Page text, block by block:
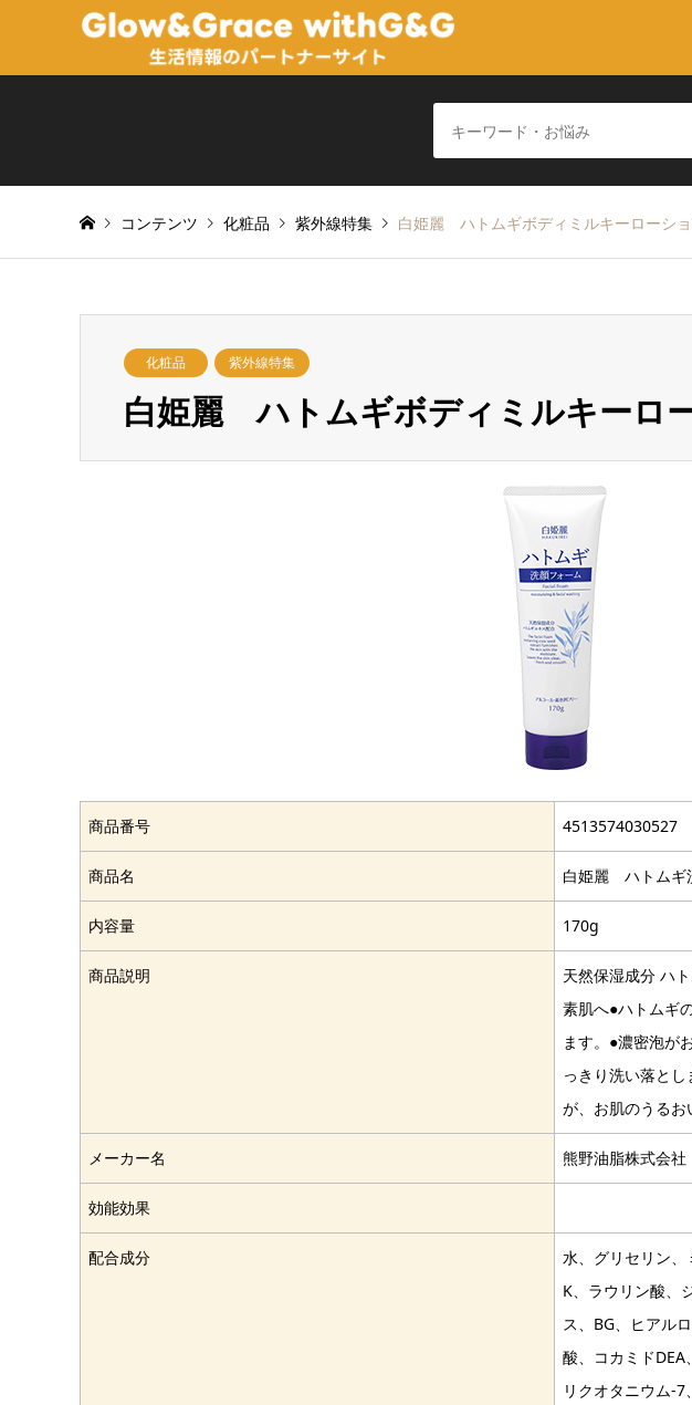
コンテンツ 化粧品 紫外線特集 白姫麗 ハトムギボディミルキーローシ
化粧品 紫外線特集
白姫麗 ハトムギボディミルキーロ
商品番号 4513574030527
商品名 白姫麗 ハトムギ
内容量 170g
商品説明
天然保湿成分 ハ
素肌へ●ハトムギ
ます。●濃密泡が
っきり洗い落と
が、お肌のうるお
メーカー名 熊野油脂株式会社
効能効果
配合成分
水、グリセリン、
K、ラウリン酸、
ス、BG、ヒアル
酸、コカミド
リクオタニウム-